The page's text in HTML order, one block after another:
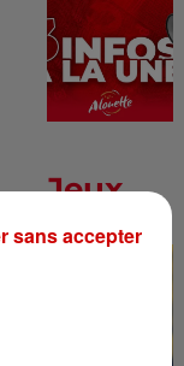
Jeux
sans accepter